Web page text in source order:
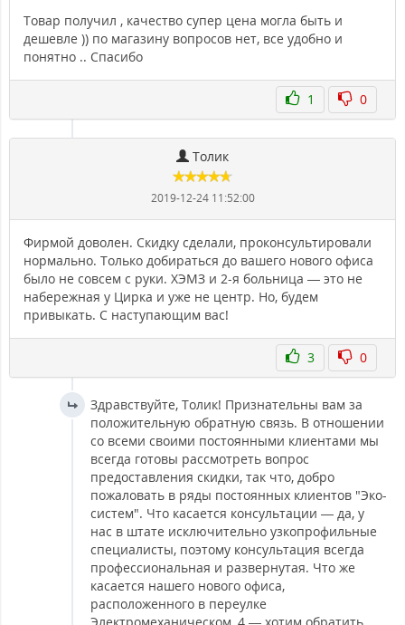
Товар получил , качество супер цена могла быть и
дешевле )) по магазину вопросов нет, все удобно и
понятно .. Спасибо
1 0
Толик
2019-12-24 11:52:00
Фирмой доволен. Скидку сделали, проконсультировали
нормально. Только добираться до вашего нового офиса
было не совсем с руки. ХЭМЗ и 2-я больница — это не
набережная у Цирка и уже не центр. Но, будем
привыкать. С наступающим вас!
3 0
Здравствуйте, Толик! Признательны вам за
положительную обратную связь. В отношении
со всеми своими постоянными клиентами мы
всегда готовы рассмотреть вопрос
предоставления скидки, так что, добро
пожаловать в ряды постоянных клиентов "Эко-
систем". Что касается консультации — да, у
нас в штате исключительно узкопрофильные
специалисты, поэтому консультация всегда
профессиональная и развернутая. Что же
касается нашего нового офиса,
расположенного в переулке